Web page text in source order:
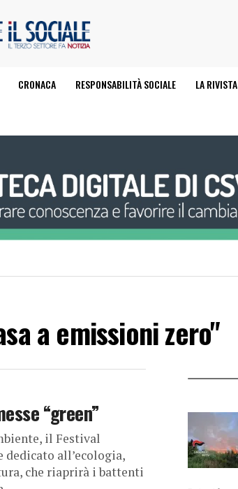
CRONACA RESPONSABILITÀ SOCIALE LA RIVISTA
a emissioni zero"
“green”
il Festival
all’ecologia,
che riaprirà i battenti